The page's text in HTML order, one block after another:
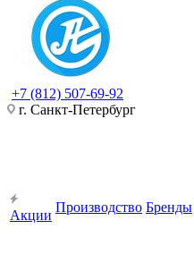
+7 (812) 507-69-92
г. Санкт-Петербург
Акции
Производство Бренды